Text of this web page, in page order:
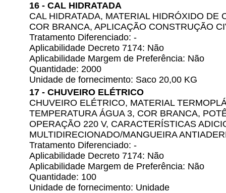
16 - CAL HIDRATADA
CAL HIDRATADA, MATERIAL HIDRÓXIDO DE
COR BRANCA, APLICAÇÃO CONSTRUÇÃO
Tratamento Diferenciado: -
Aplicabilidade Decreto 7174: Não
Aplicabilidade Margem de Preferência: Não
Quantidade: 2000
Unidade de fornecimento: Saco 20,00 KG
17 - CHUVEIRO ELÉTRICO
CHUVEIRO ELÉTRICO, MATERIAL
TEMPERATURA ÁGUA 3, COR BRANCA,
OPERAÇÃO 220 V, CARACTERÍSTICAS
MULTIDIRECIONADO/MANGUEIRA
Tratamento Diferenciado: -
Aplicabilidade Decreto 7174: Não
Aplicabilidade Margem de Preferência: Não
Quantidade: 100
Unidade de fornecimento: Unidade